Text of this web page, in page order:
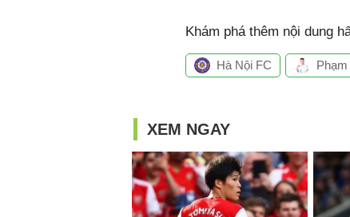
Khám phá thêm nội dung
Hà Nội FC Phạm